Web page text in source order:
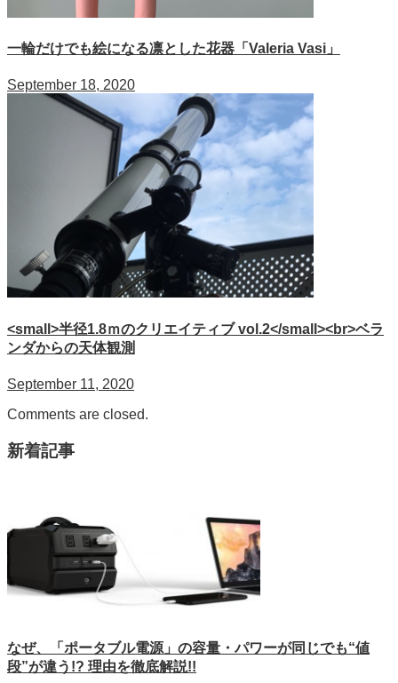
一輪だけでも絵になる凛とした花器「Valeria Vasi」
September 18, 2020
<small>半径1.8ｍのクリエイティブ vol.2</small><br>ベラ
ンダからの天体観測
September 11, 2020
Comments are closed.
新着記事
なぜ、「ポータブル電源」の容量・パワーが同じでも“値
段”が違う!? 理由を徹底解説!!